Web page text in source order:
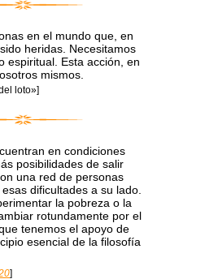
en el mundo que, en
heridas. Necesitamos
espiritual. Esta acción, en
mismos.
loto»]
en condiciones
posibilidades de salir
una red de personas
dificultades a su lado.
la pobreza o la
rotundamente por el
tenemos el apoyo de
esencial de la filosofía
]